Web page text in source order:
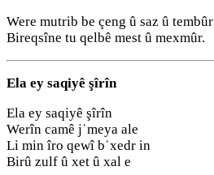
Were mutrib be çeng û saz û tembûr
Bireqsîne tu qelbê mest û mexmûr.
Ela ey saqiyê şîrîn
Ela ey saqiyê şîrîn
Werîn camê jˈmeya ale
Li min îro qewî bˈxedr in
Birû zulf û xet û xal e